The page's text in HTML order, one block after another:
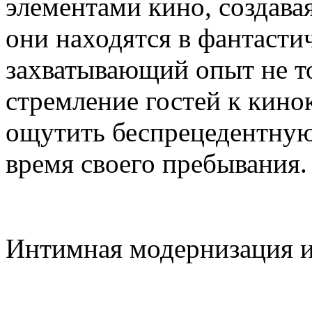
элементами кино,
они находятся в
захватывающий опыт не
стремление гостей к
ощутить
время своего пребывания.
Интимная модернизация